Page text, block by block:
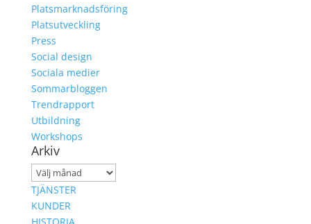
Platsmarknadsföring
Platsutveckling
Press
Social design
Sociala medier
Sommarbloggen
Trendrapport
Utbildning
Workshops
Arkiv
Arkiv
TJÄNSTER
KUNDER